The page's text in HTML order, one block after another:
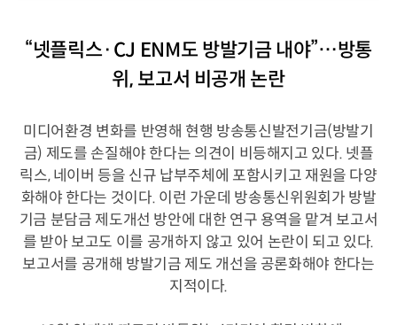
“넷플릭스·CJ ENM도 방발기금 내야”…방통
위, 보고서 비공개 논란
미디어환경 변화를 반영해 현행 방송통신발전기금(방발기
금) 제도를 손질해야 한다는 의견이 비등해지고 있다. 넷플
릭스, 네이버 등을 신규 납부주체에 포함시키고 재원을 다양
화해야 한다는 것이다. 이런 가운데 방송통신위원회가 방발
기금 분담금 제도개선 방안에 대한 연구 용역을 맡겨 보고서
를 받아 보고도 이를 공개하지 않고 있어 논란이 되고 있다.
보고서를 공개해 방발기금 제도 개선을 공론화해야 한다는
지적이다.